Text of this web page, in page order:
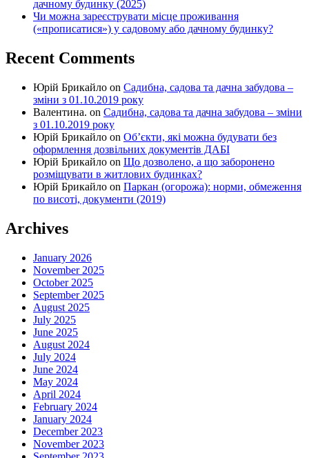
дачному будинку (2025)
Чи можна зареєструвати місце проживання
(«прописатися») у садовому або дачному будинку?
Recent Comments
Юрій Брикайло on Садибна, садова та дачна забудова –
зміни з 01.10.2019 року
Валентина. on Садибна, садова та дачна забудова – зміни
з 01.10.2019 року
Юрій Брикайло on Об’єкти, які можна будувати без
оформлення дозвільних документів ДАБІ
Юрій Брикайло on Що дозволено, а що заборонено
розміщувати в житлових будинках?
Юрій Брикайло on Паркан (огорожа): норми, обмеження
по висоті, документи (2019)
Archives
January 2026
November 2025
October 2025
September 2025
August 2025
July 2025
June 2025
August 2024
July 2024
June 2024
May 2024
April 2024
February 2024
January 2024
December 2023
November 2023